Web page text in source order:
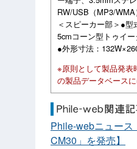
RW/USB（MP3/
＜スピーカー部＞●
5cmコーン型トゥイ
●外形寸法：
※原則として製品発表
の製品データベース
Phile-webニュー
CM30」を発売】